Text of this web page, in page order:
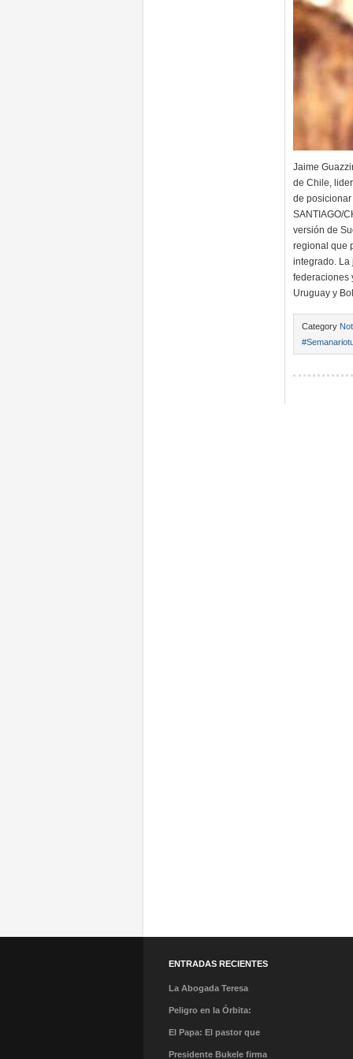
Jaime
de Chile,
de
SANTIAGO/
versión de
regional que
integrado. La
federaciones
Uruguay y
Category
ENTRADAS RECIENTES
La Abogada Teresa
Stella Mera Gómez es la
Peligro en la Órbita:
¿Qué es la «Basura
El Papa: El pastor que
caminó en la tormenta y
Presidente Bukele firma